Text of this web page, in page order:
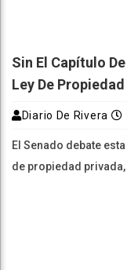
Sin El Capítulo
Ley De
Diario De Rivera
El Senado debate
de propiedad